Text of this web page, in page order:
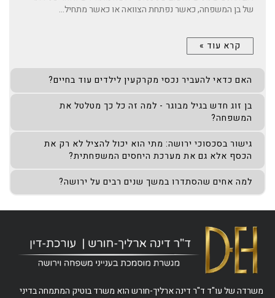
של בן המשפחה, כאשר נפתחת הצוואה או כאשר מתחיל...
קרא עוד »
האם כדאי להעביר נכסי מקרקעין לילדים עוד בחיים?
בן זוג חדש בגיל מבוגר - למה זה כל כך מטלטל את
המשפחה?
גישור בסכסוכי ירושה: מתי הוא יכול להציל לא רק את
הכסף אלא גם את מערכת היחסים המשפחתית?
למה אחים שהסתדרו במשך שנים רבים על ירושה?
משרדה של עו"ד ד"ר דינה ארליך-חורש הוא משרד בוטיק המתמחה בדיני